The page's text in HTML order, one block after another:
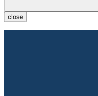
close